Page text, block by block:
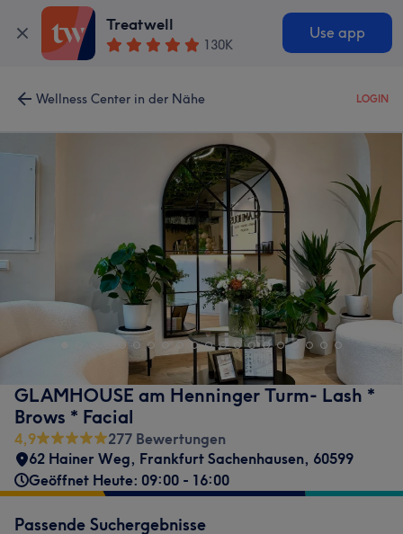
Treatwell
130K
Use app
Wellness Center in der Nähe LOGIN
GLAMHOUSE am Henninger Turm- Lash *
Brows * Facial
4,9
277 Bewertungen
62 Hainer Weg, Frankfurt Sachenhausen, 60599
Geöffnet Heute: 09:00 - 16:00
Passende Suchergebnisse